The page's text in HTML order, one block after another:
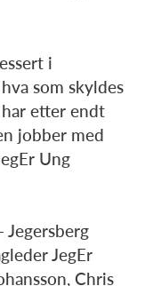
i
som skyldes
etter endt
jobber med
Ung
Jegersberg
JegEr
Chris